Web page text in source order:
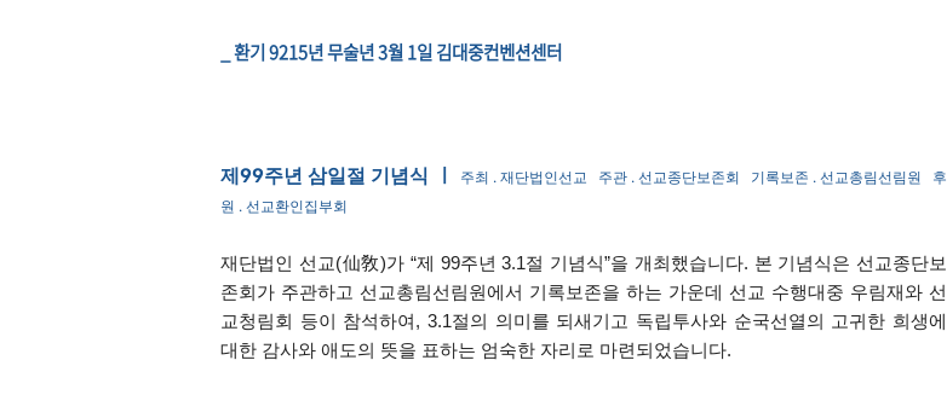
_ 환기 9215년 무술년 3월 1일 김대중컨벤션센터
제99주년 삼일절 기념식 주최 . 재단법인선교 주관 . 선교종단보존회 기록보존 . 선교총림선림원 후
원 . 선교환인집부회
재단법인 선교(仙敎)가 “제 99주년3.1절 기념식”을 개최했습니다. 본 기념식은 선교종단보
존회가 주관하고 선교총림선림원에서 기록보존을 하는 가운데 선교 수행대중 우림재와 선
교청림회 등이 참석하여 , 3.1절의 의미를 되새기고 독립투사와 순국선열의 고귀한 희생에
대한 감사와 애도의 뜻을 표하는 엄숙한 자리로 마련되었습니다.